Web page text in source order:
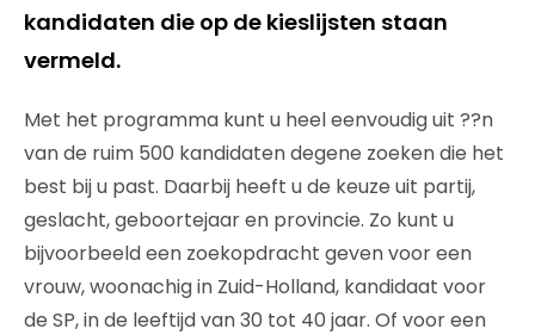
kandidaten die op de kieslijsten staan
vermeld.
Met het programma kunt u heel eenvoudig uit ??n
van de ruim 500 kandidaten degene zoeken die het
best bij u past. Daarbij heeft u de keuze uit partij,
geslacht, geboortejaar en provincie. Zo kunt u
bijvoorbeeld een zoekopdracht geven voor een
vrouw, woonachig in Zuid-Holland, kandidaat voor
de SP, in de leeftijd van 30 tot 40 jaar. Of voor een